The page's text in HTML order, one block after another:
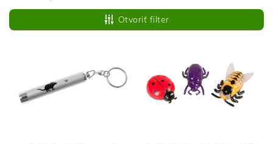
Najlacnejšie
Najdrahšie
Abecedne
Otvoriť filter